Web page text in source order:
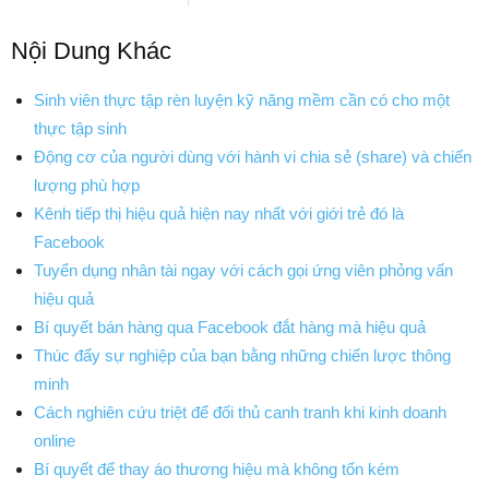
Nội Dung Khác
Sinh viên thực tập rèn luyện kỹ năng mềm cần có cho một
thực tập sinh
Động cơ của người dùng với hành vi chia sẻ (share) và chiến
lượng phù hợp
Kênh tiếp thị hiệu quả hiện nay nhất với giới trẻ đó là
Facebook
Tuyển dụng nhân tài ngay với cách gọi ứng viên phỏng vấn
hiệu quả
Bí quyết bán hàng qua Facebook đắt hàng mà hiệu quả
Thúc đẩy sự nghiệp của bạn bằng những chiến lược thông
minh
Cách nghiên cứu triệt để đối thủ canh tranh khi kinh doanh
online
Bí quyết để thay áo thương hiệu mà không tốn kém